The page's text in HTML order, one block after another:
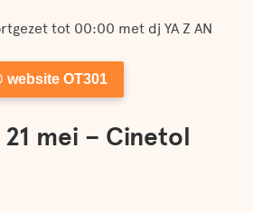
tot 00:00 met dj YA Z AN
website OT301
mei – Cinetol